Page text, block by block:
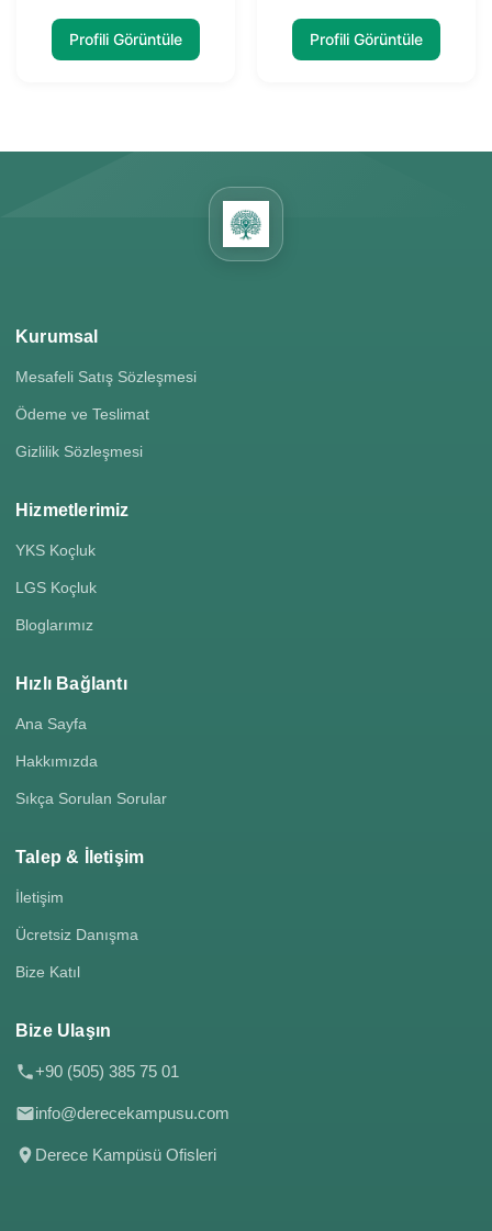
Profili Görüntüle Profili Görüntüle
Kurumsal
Mesafeli Satış Sözleşmesi
Ödeme ve Teslimat
Gizlilik Sözleşmesi
Hizmetlerimiz
YKS Koçluk
LGS Koçluk
Bloglarımız
Hızlı Bağlantı
Ana Sayfa
Hakkımızda
Sıkça Sorulan Sorular
Talep & İletişim
İletişim
Ücretsiz Danışma
Bize Katıl
Bize Ulaşın
+90 (505) 385 75 01
info@derecekampusu.com
Derece Kampüsü Ofisleri